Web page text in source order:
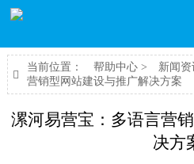

当前位置： 帮助中心> 新闻资
营销型网站建设与推广解决方案
漯河易营宝：多语言营
决方